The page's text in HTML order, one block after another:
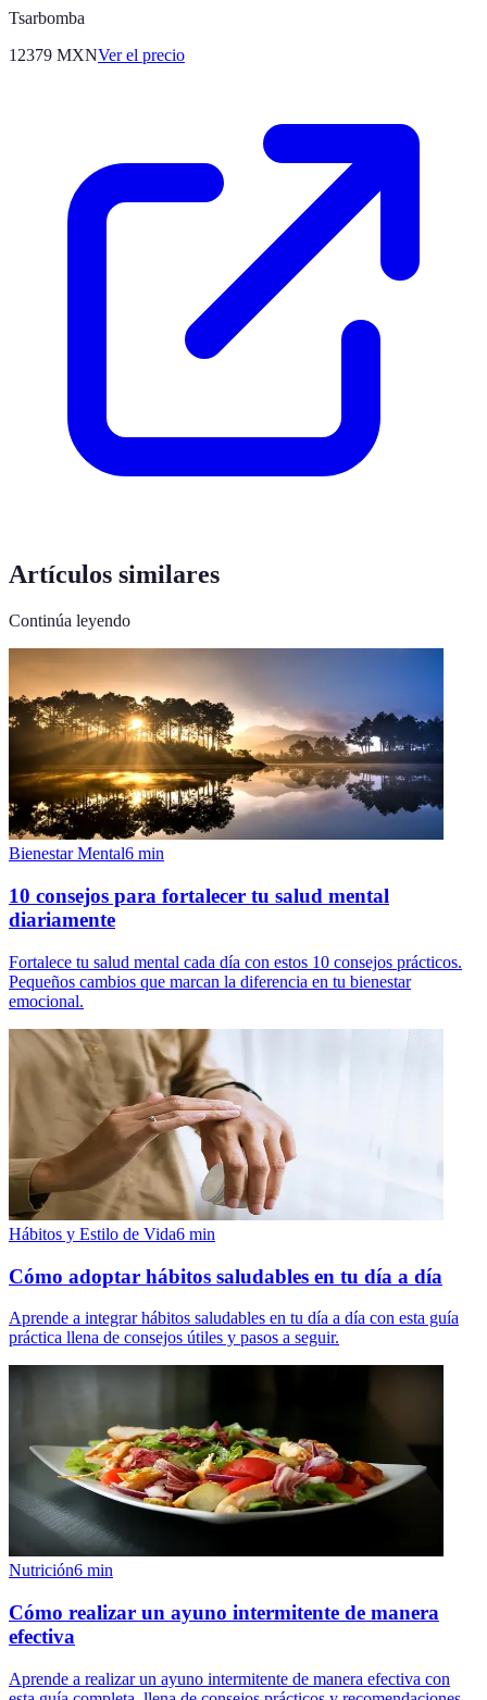
Tsarbomba
12379 MXNVer el precio
Artículos similares
Continúa leyendo
Bienestar Mental6 min
10 consejos para fortalecer tu salud mental
diariamente
Fortalece tu salud mental cada día con estos 10 consejos prácticos.
Pequeños cambios que marcan la diferencia en tu bienestar
emocional.
Hábitos y Estilo de Vida6 min
Cómo adoptar hábitos saludables en tu día a día
Aprende a integrar hábitos saludables en tu día a día con esta guía
práctica llena de consejos útiles y pasos a seguir.
Nutrición6 min
Cómo realizar un ayuno intermitente de manera
efectiva
Aprende a realizar un ayuno intermitente de manera efectiva con